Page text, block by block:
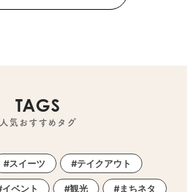
TAGS
人気おすすめタグ
スイーツ テイクアウト
イベント 観光 まちネタ